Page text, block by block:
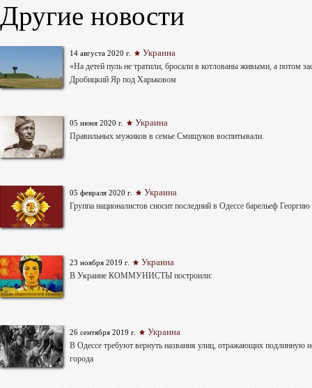
Другие новости
14 августа 2020 г. Украина
«На детей пуль не тратили, бросали в котлованы живыми, а потом
Дробицкий Яр под Харьковом
05 июня 2020 г. Украина
Правильных мужиков в семье Смищуков воспитывали.
05 февраля 2020 г. Украина
Группа националистов сносит последний в Одессе барельеф
23 ноября 2019 г. Украина
В Украине КОММУНИСТЫ построили:
26 сентября 2019 г. Украина
В Одессе требуют вернуть названия улиц, отражающих подлинную
города